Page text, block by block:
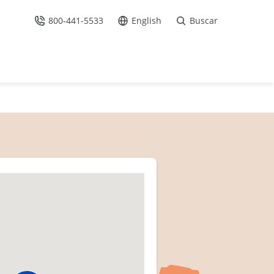
Llámenos
800-441-5533 Ir al sitio en Español /
English Buscar